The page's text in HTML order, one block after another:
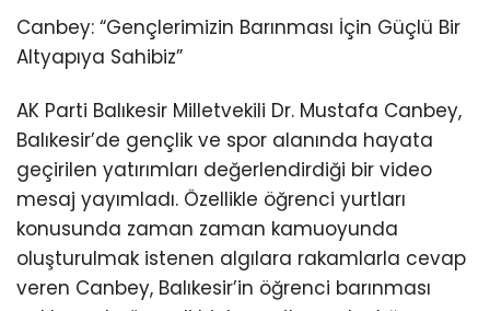
Canbey: “Gençlerimizin Barınması İçin Güçlü Bir
Altyapıya Sahibiz”
AK Parti Balıkesir Milletvekili Dr. Mustafa Canbey,
Balıkesir’de gençlik ve spor alanında hayata
geçirilen yatırımları değerlendirdiği bir video
mesaj yayımladı. Özellikle öğrenci yurtları
konusunda zaman zaman kamuoyunda
oluşturulmak istenen algılara rakamlarla cevap
veren Canbey, Balıkesir’in öğrenci barınması